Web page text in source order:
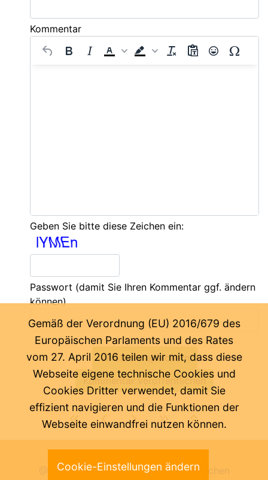
Kommentar
Geben Sie bitte diese Zeichen ein:
Passwort (damit Sie Ihren Kommentar ggf. ändern
können)
@ Pädagogische Abteilung der Deutschen
Gemäß der Verordnung (EU) 2016/679 des
Europäischen Parlaments und des Rates
vom 27. April 2016 teilen wir mit, dass diese
Webseite eigene technische Cookies und
Cookies Dritter verwendet, damit Sie
effizient navigieren und die Funktionen der
Webseite einwandfrei nutzen können.
Cookie-Einstellungen ändern